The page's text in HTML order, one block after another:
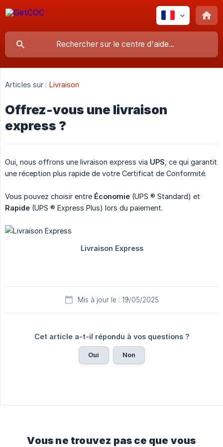
Articles sur : Livraison
Offrez-vous une livraison
express ?
Oui, nous offrons une livraison express via UPS , ce qui garantit
une réception plus rapide de votre Certificat de Conformité.
Vous pouvez choisir entre Économie (UPS ® Standard) et
Rapide (UPS ® Express Plus) lors du paiement.
Mis à jour le : 19/05/2025
Cet article a-t-il répondu à vos questions ?
Oui Non
Vous ne trouvez pas ce que vous